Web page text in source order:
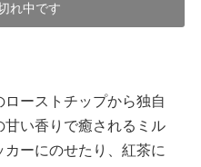
れ中です
ーストチップから独自
い香りで癒されるミル
ーにのせたり、紅茶に